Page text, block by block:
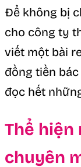
Để không bị
cho công ty
viết một bài
đồng tiền
đọc hết
Thể hiện
chuyên